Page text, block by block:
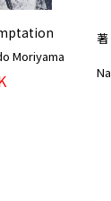
Moriyama